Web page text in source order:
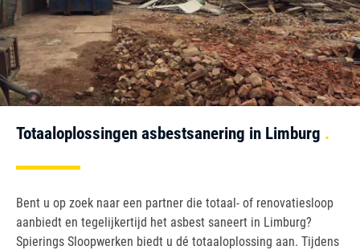
Totaaloplossingen asbestsanering in Limburg
Bent u op zoek naar een partner die totaal- of renovatiesloop
aanbiedt en tegelijkertijd het asbest saneert in Limburg?
Spierings Sloopwerken biedt u dé totaaloplossing aan. Tijdens